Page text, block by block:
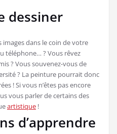
dessiner
dans le coin de votre
téléphone… ? Vous rêvez
? Vous souvenez-vous de
? La peinture pourrait donc
! Si vous n’êtes pas encore
vous parler de certains des
artistique !
d’apprendre